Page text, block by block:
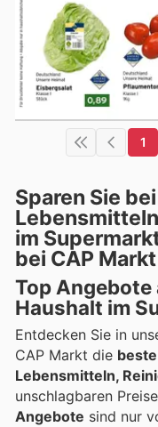
1
Sparen Sie
im
bei CAP Markt
Top
Haushalt im
Entdecken Sie in
CAP Markt die
Lebensmitteln,
unschlagbaren
Angebote sind nur